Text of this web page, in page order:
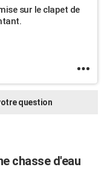
sur le clapet de
question
chasse d'eau